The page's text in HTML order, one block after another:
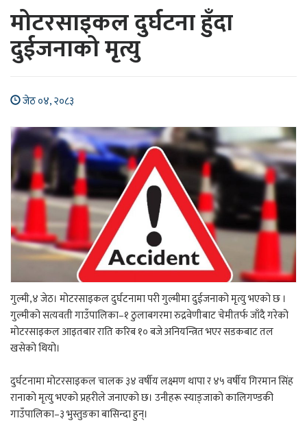
मोटरसाइकल दुर्घटना हुँदा
दुईजनाको मृत्यु
जेठ ०४, २०८३
गुल्मी,४ जेठ। मोटरसाइकल दुर्घटनामा परी गुल्मीमा दुईजनाको मृत्यु भएको छ ।
गुल्मीको सत्यवती गाउँपालिका–१ ठुलाबगरमा रुद्रवेणीबाट चेमीतर्फ जाँदै गरेको
मोटरसाइकल आइतबार राति करिब १० बजे अनियन्त्रित भएर सडकबाट तल
खसेको थियो।
दुर्घटनामा मोटरसाइकल चालक ३४ वर्षीय लक्ष्मण थापा र ४५ वर्षीय गिरमान सिंह
रानाको मृत्यु भएको प्रहरीले जनाएको छ। उनीहरू स्याङ्जाको कालिगण्डकी
गाउँपालिका–३ भुस्तुङका बासिन्दा हुन्।